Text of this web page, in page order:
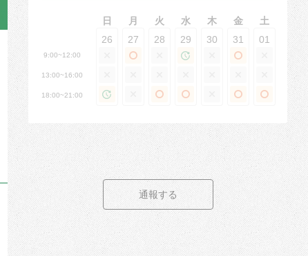
日 月 火 水 木 金 土
9:00~12:00
13:00~16:00
18:00~21:00
26 27 28 29 30 31 01
通報する